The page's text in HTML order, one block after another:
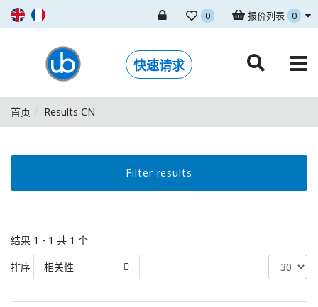
报价列表 0
0
快速请求
首页 Results CN
Filter results
结果 1 - 1 共 1 个
排序
相关性